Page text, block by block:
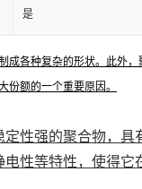
是
各种复杂的形状。此外
份额的一个重要原因。
性强的聚合物，
性等特性，使得它